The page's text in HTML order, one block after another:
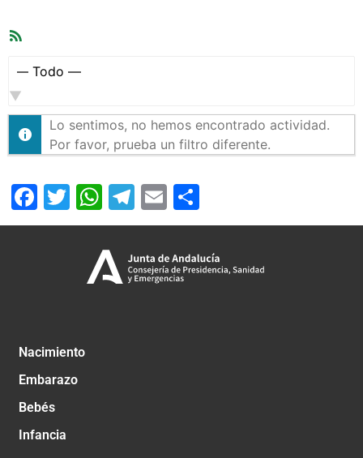
Mostrar:
Lo sentimos, no hemos encontrado actividad.
Por favor, prueba un filtro diferente.
Facebook
Twitter
WhatsApp
Telegram
Email
Nacimiento
Embarazo
Bebés
Infancia